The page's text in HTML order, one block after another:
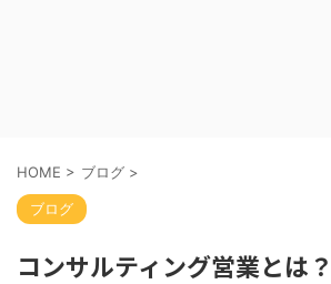
HOME > ブログ >
ブログ
コンサルティング営業とは